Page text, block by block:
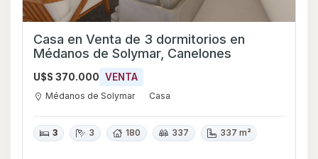
Casa en Venta de 3 dormitorios en
Médanos de Solymar, Canelones
U$S 370.000 VENTA
Médanos de Solymar Casa
3 3 180 337 337 m²